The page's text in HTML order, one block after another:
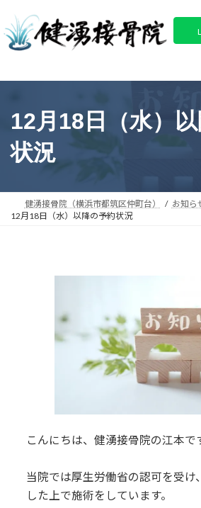
テ
プ
ゲ
動
12月18日（水）
状況
健湧接骨院（横浜市都筑区仲町台） お知ら
12月18日（水）以降の予約状況
こんにちは、健湧接骨院の江本で
当院では厚生労働省の認可を受け
した上で施術をしています。